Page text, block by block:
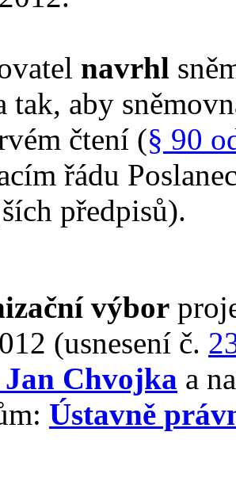
navrhl
tak, aby
čtení (§ 90
řádu
předpisů).
výbor
(usnesení č.
Chvojka a
Ústavně